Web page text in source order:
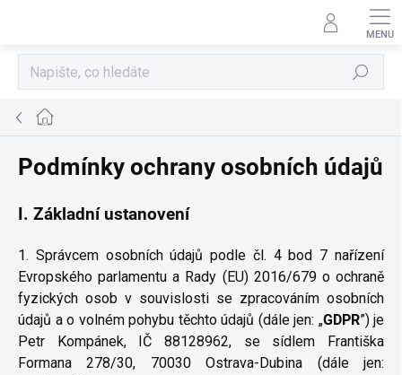
Hledat
Domů
Podmínky ochrany osobních údajů
I. Základní ustanovení
1. Správcem osobních údajů podle čl. 4 bod 7 nařízení
Evropského parlamentu a Rady (EU) 2016/679 o ochraně
fyzických osob v souvislosti se zpracováním osobních
údajů a o volném pohybu těchto údajů (dále jen: „GDPR”) je
Petr Kompánek, IČ 88128962, se sídlem Františka
Formana 278/30, 70030 Ostrava-Dubina (dále jen: